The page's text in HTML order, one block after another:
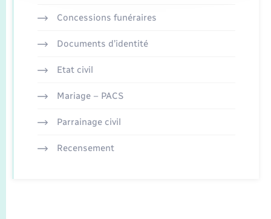
Concessions funéraires
Documents d’identité
Etat civil
Mariage – PACS
Parrainage civil
Recensement